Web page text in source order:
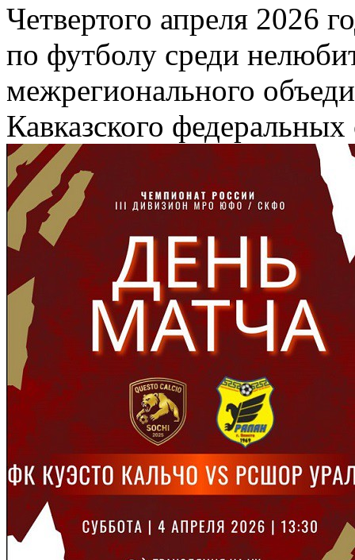
Четвертого апреля 2026
по футболу среди
межрегионального
Кавказского федеральных